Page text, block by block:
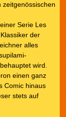
Serie Les
der
alles
wird.
einen ganz
Comic hinaus
stets auf